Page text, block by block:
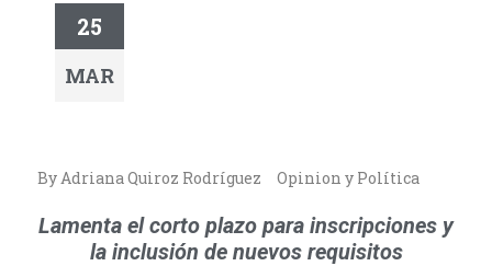
25
MAR
By Adriana Quiroz Rodríguez Opinion y Política
Lamenta el corto plazo para inscripciones y
la inclusión de nuevos requisitos